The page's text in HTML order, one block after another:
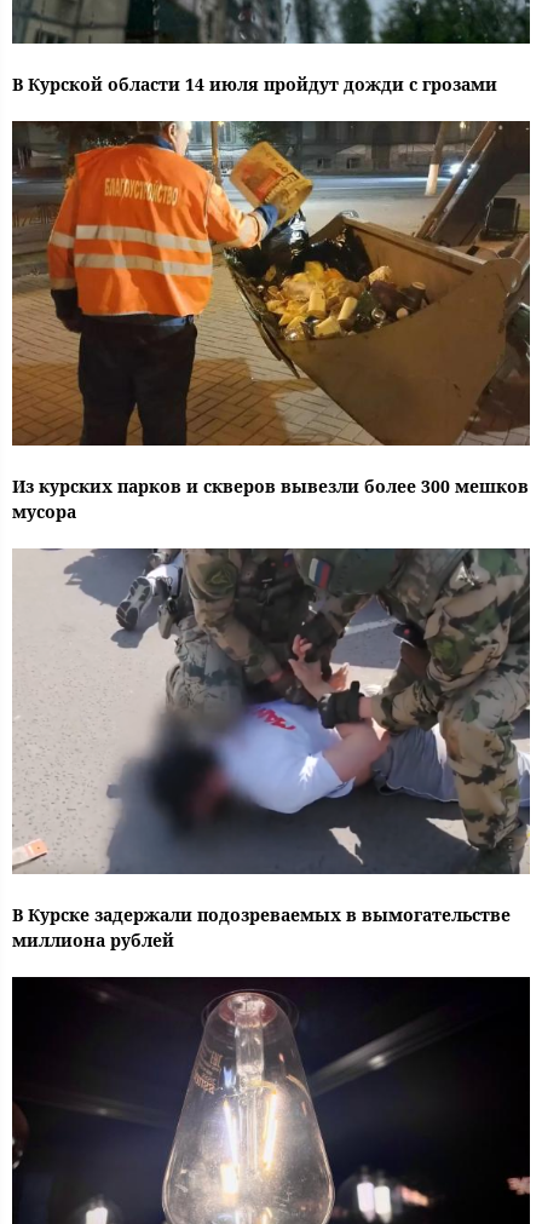
В Курской области 14 июля пройдут дожди с грозами
Из курских парков и скверов вывезли более 300 мешков
мусора
В Курске задержали подозреваемых в вымогательстве
миллиона рублей